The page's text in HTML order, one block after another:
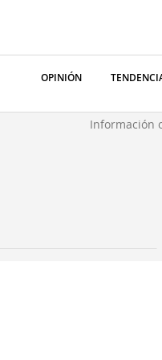
OPINIÓN
Información